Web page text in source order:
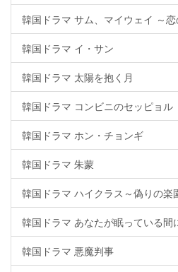
韓国ドラマ サム、マイウェイ ～
韓国ドラマ イ・サン
韓国ドラマ 太陽を抱く月
韓国ドラマ コンビニのセッピョル
韓国ドラマ ホン・チョンギ
韓国ドラマ 朱蒙
韓国ドラマ ハイクラス～偽りの楽
韓国ドラマ あなたが眠っている間
韓国ドラマ 悪魔判事